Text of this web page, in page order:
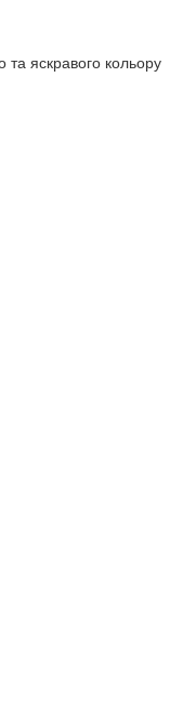
та яскравого кольору